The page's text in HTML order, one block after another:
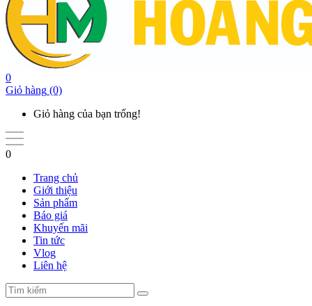
0
Giỏ hàng (0)
Giỏ hàng của bạn trống!
0
Trang chủ
Giới thiệu
Sản phẩm
Báo giá
Khuyến mãi
Tin tức
Vlog
Liên hệ